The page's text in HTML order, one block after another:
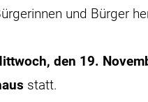
und Bürger
den 19.
statt.